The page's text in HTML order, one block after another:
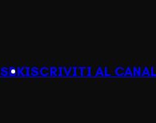
SBKISCRIVITI AL